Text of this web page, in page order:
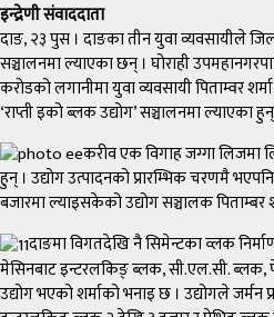
इन्द्रेणी संवाददाता
दाङ, २३ पुस । दाङका तीन युवा व्यवसायीले
सञ्चालनमा ल्याएका छन् । घोराही
करोडको लगानीमा युवा व्यवसायी पिताम्वर
‘राप्ती इको ब्लक उद्योग’ सञ्चालनमा ल्याएका
करीव एक विगाह जग्गा लिजमा
हुन् । उद्योग उत्पादनको प्रारम्भिक चरणमै
बजारमा ल्याइसकेको उद्योग सञ्चालक पिताम्बर
दाङमा विगतदेखि नै सिमेन्टका व्लक
मेसिनबाट इन्टरलकिङ् ब्लक, सी.एल.सी. ब्लक,
उद्योग भएको शर्माको भनाइ छ । उद्योगले